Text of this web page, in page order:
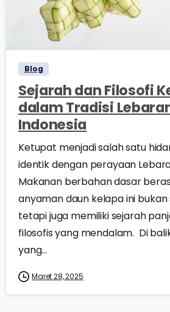
Blog
Sejarah dan Filosofi
dalam Tradisi
Indonesia
Ketupat menjadi salah satu
identik dengan perayaan
Makanan berbahan dasar
anyaman daun kelapa ini bukan
tetapi juga memiliki sejarah
filosofis yang mendalam. Di
yang...
Maret 28, 2025